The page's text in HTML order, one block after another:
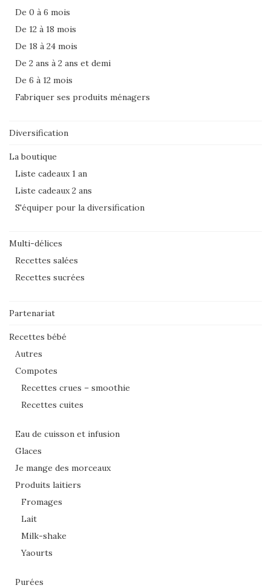
De 0 à 6 mois
De 12 à 18 mois
De 18 à 24 mois
De 2 ans à 2 ans et demi
De 6 à 12 mois
Fabriquer ses produits ménagers
Diversification
La boutique
Liste cadeaux 1 an
Liste cadeaux 2 ans
S'équiper pour la diversification
Multi-délices
Recettes salées
Recettes sucrées
Partenariat
Recettes bébé
Autres
Compotes
Recettes crues – smoothie
Recettes cuites
Eau de cuisson et infusion
Glaces
Je mange des morceaux
Produits laitiers
Fromages
Lait
Milk-shake
Yaourts
Purées